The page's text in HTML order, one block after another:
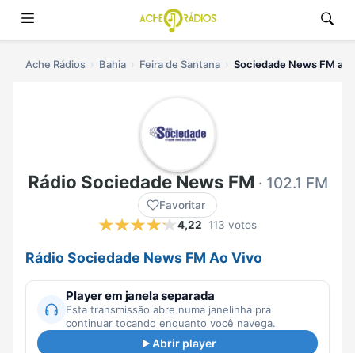
Ache Rádios Bahia Feira de Santana Sociedade News FM ao
Rádio Sociedade News FM · 102.1 FM
Favoritar
4,22
113 votos
Rádio Sociedade News FM Ao Vivo
Player em janela separada
Esta transmissão abre numa janelinha pra
continuar tocando enquanto você navega.
Abrir player